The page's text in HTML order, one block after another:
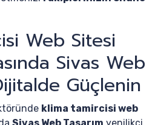
Web Sitesi
Sivas Web
Güçlenin
klima tamircisi web